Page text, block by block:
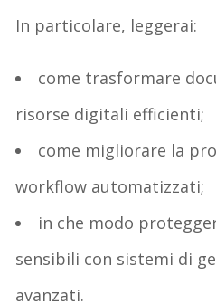
In particolare, leggerai:
come trasformare
risorse digitali efficienti;
come migliorare la
workflow automatizzati;
in che modo
sensibili con sistemi di
avanzati.